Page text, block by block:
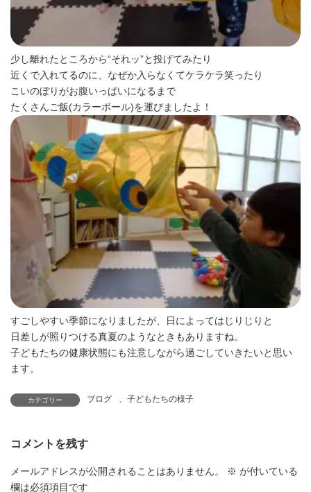
少し離れたところから“それッ”と投げてみたり
近くで入れてるのに、なぜか入らなくてケラケラ笑ったり
こいのぼりがお腹いっぱいになるまで
たくさんご飯(カラーボール)を運びましたよ！
すごしやすい季節になりましたが、日によってはじりじりと
日差しが照りつける真夏のようなときもありますね。
子どもたちの健康状態にも注意しながら過ごしていきたいと思い
ます。
カテゴリー ブログ 、 子どもたちの様子
コメントを残す
メールアドレスが公開されることはありません。 ※ が付いている
欄は必須項目です